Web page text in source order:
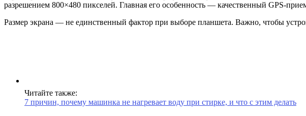
разрешением 800×480 пикселей. Главная его особенность — качественный GPS-
Размер экрана — не единственный фактор при выборе планшета. Важно, чтобы
Читайте также:
7 причин, почему машинка не нагревает воду при стирке, и что с этим делать